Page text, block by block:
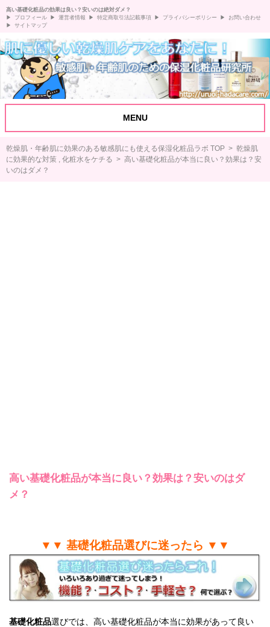
高い基礎化粧品の効果は良い？安いのは絶対ダメ？
プロフィール
運営者情報 特定商取引法記載事項 プライバシーポリシー
お問い合わせ
サイトマップ
MENU
乾燥肌・年齢肌に効果のある敏感肌にも使える保湿化粧品ラボ TOP > 乾燥肌
に効果的な対策
化粧水をケチる > 高い基礎化粧品が本当に良い？効果は？安
いのはダメ？
高い基礎化粧品が本当に良い？効果は？安いのはダ
メ？
▼▼ 基礎化粧品選びに迷ったら ▼▼
基礎化粧品選びでは、高い基礎化粧品が本当に効果があって良い